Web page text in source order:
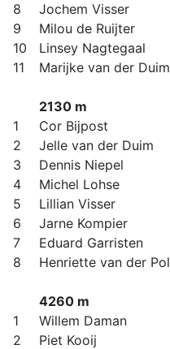
8
Jochem Visser
9
Milou de Ruijter
10
Linsey Nagtegaal
11
Marijke van der Duim
2130 m
1
Cor Bijpost
2
Jelle van der Duim
3
Dennis Niepel
4
Michel Lohse
5
Lillian Visser
6
Jarne Kompier
7
Eduard Garristen
8
Henriette van der Pol
4260 m
1
Willem Daman
2
Piet Kooij